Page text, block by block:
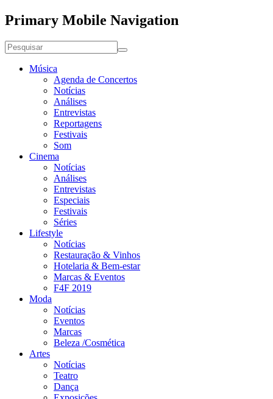
Primary Mobile Navigation
Música
Agenda de Concertos
Notícias
Análises
Entrevistas
Reportagens
Festivais
Som
Cinema
Notícias
Análises
Entrevistas
Especiais
Festivais
Séries
Lifestyle
Notícias
Restauração & Vinhos
Hotelaria & Bem-estar
Marcas & Eventos
F4F 2019
Moda
Notícias
Eventos
Marcas
Beleza /Cosmética
Artes
Notícias
Teatro
Dança